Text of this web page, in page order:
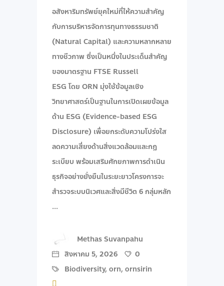
อสังหาริมทรัพย์ยุคใหม่ที่ให้ความสำคัญ
กับการบริหารจัดการทุนทางธรรมชาติ
(Natural Capital) และความหลากหลาย
ทางชีวภาพ ซึ่งเป็นหนึ่งในประเด็นสำคัญ
ของมาตรฐาน FTSE Russell
ESG โดย ORN มุ่งใช้ข้อมูลเชิง
วิทยาศาสตร์เป็นฐานในการเปิดเผยข้อมูล
ด้าน ESG (Evidence-based ESG
Disclosure) เพื่อยกระดับความโปร่งใส
ลดความเสี่ยงด้านสิ่งแวดล้อมและกฎ
ระเบียบ พร้อมเสริมศักยภาพการดำเนิน
ธุรกิจอย่างยั่งยืนในระยะยาว ​โครงการจะ
สำรวจระบบนิเวศและสิ่งมีชีวิต 6 กลุ่มหลัก
Methas Suvanpahu
สิงหาคม 5, 2026
0
Biodiversity, orn, ornsirin